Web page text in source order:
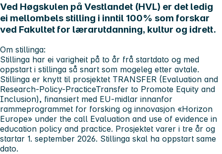
Ved Høgskulen på Vestlandet (HVL) er det ledig
ei mellombels stilling i inntil 100% som forskar
ved Fakultet for lærarutdanning, kultur og idrett.
Om stillinga:
Stillinga har ei varigheit på to år frå startdato og med
oppstart i stillinga så snart som mogeleg etter avtale.
Stillinga er knytt til prosjektet TRANSFER (Evaluation and
Research-Policy-PracticeTransfer to Promote Equity and
Inclusion), finansiert med EU-midlar innanfor
rammeprogrammet for forsking og innovasjon «Horizon
Europe» under the call Evaluation and use of evidence in
education policy and practice. Prosjektet varer i tre år og
startar 1. september 2026. Stillinga skal ha oppstart same
dato.